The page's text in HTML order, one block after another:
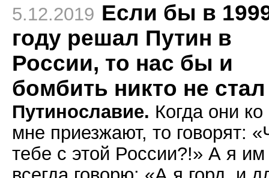
5.12.2019 Если бы в
году решал Путин в
России, то нас бы и
бомбить никто не стал
Путинославие. Когда они ко
мне приезжают, то говорят:
тебе с этой России?!» А я им